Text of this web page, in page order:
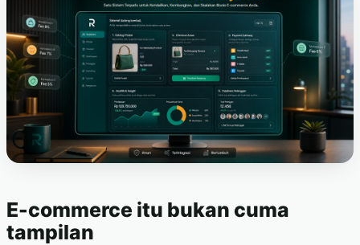
E-commerce itu bukan cuma
tampilan